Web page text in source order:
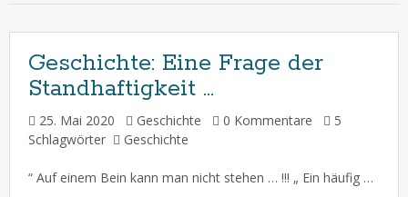
Geschichte: Eine Frage der
Standhaftigkeit …
25. Mai 2020 Geschichte 0 Kommentare
5
Schlagwörter
Geschichte
“ Auf einem Bein kann man nicht stehen … !!! „ Ein häufig gehörter Spruch, den Menschen sich haben einfallen lassen, um noch mindestens einen zweiten Schnaps in geselliger Runde trinken zu können. Wer kennt das nicht … Dazu folgende neue Erkenntnisse aus der Vogelwelt: Die Amsel gehört ja bekannterweise zur Vogelfamilie der Drosseln, sie […]